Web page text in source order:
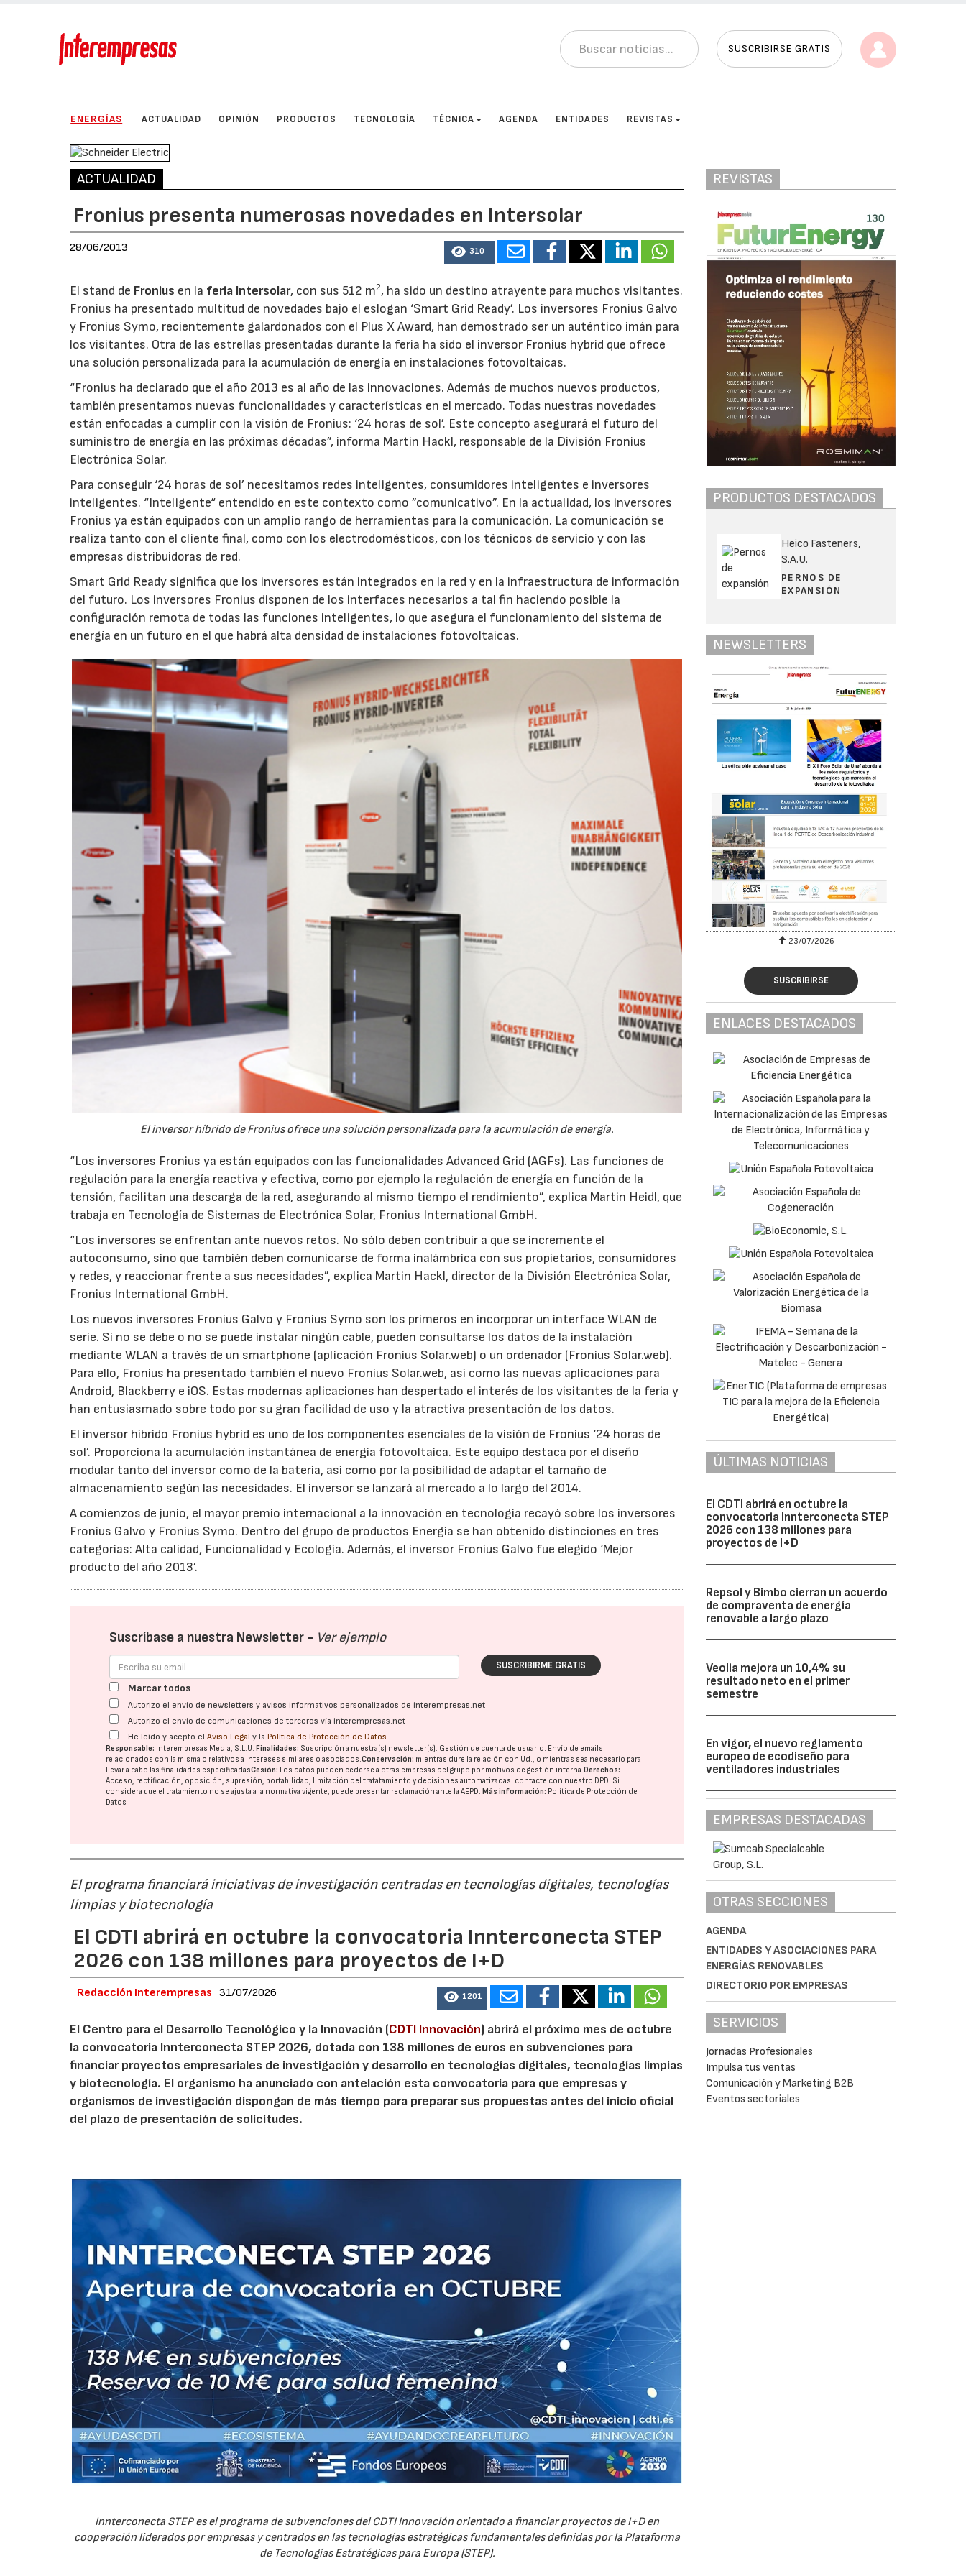
SUSCRIBIRSE GRATIS
ENERGÍAS ACTUALIDAD OPINIÓN PRODUCTOS TECNOLOGÍA TÉCNICA AGENDA ENTIDADES REVISTAS
ACTUALIDAD
Fronius presenta numerosas novedades en Intersolar
28/06/2013 310
El stand de Fronius en la feria Intersolar, con sus 512 m2, ha sido un destino atrayente para muchos visitantes.
Fronius ha presentado multitud de novedades bajo el eslogan ‘Smart Grid Ready’. Los inversores Fronius Galvo
y Fronius Symo, recientemente galardonados con el Plus X Award, han demostrado ser un auténtico imán para
los visitantes. Otra de las estrellas presentadas durante la feria ha sido el inversor Fronius hybrid que ofrece
una solución personalizada para la acumulación de energía en instalaciones fotovoltaicas.
“Fronius ha declarado que el año 2013 es al año de las innovaciones. Además de muchos nuevos productos,
también presentamos nuevas funcionalidades y características en el mercado. Todas nuestras novedades
están enfocadas a cumplir con la visión de Fronius: ‘24 horas de sol’. Este concepto asegurará el futuro del
suministro de energía en las próximas décadas”, informa Martin Hackl, responsable de la División Fronius
Electrónica Solar.
Para conseguir ‘24 horas de sol’ necesitamos redes inteligentes, consumidores inteligentes e inversores
inteligentes. “Inteligente“ entendido en este contexto como ”comunicativo”. En la actualidad, los inversores
Fronius ya están equipados con un amplio rango de herramientas para la comunicación. La comunicación se
realiza tanto con el cliente final, como con los electrodomésticos, con los técnicos de servicio y con las
empresas distribuidoras de red.
Smart Grid Ready significa que los inversores están integrados en la red y en la infraestructura de información
del futuro. Los inversores Fronius disponen de los interfaces necesarios a tal fin haciendo posible la
configuración remota de todas las funciones inteligentes, lo que asegura el funcionamiento del sistema de
energía en un futuro en el que habrá alta densidad de instalaciones fotovoltaicas.
El inversor híbrido de Fronius ofrece una solución personalizada para la acumulación de energía.
“Los inversores Fronius ya están equipados con las funcionalidades Advanced Grid (AGFs). Las funciones de
regulación para la energía reactiva y efectiva, como por ejemplo la regulación de energía en función de la
tensión, facilitan una descarga de la red, asegurando al mismo tiempo el rendimiento”, explica Martin Heidl, que
trabaja en Tecnología de Sistemas de Electrónica Solar, Fronius International GmbH.
“Los inversores se enfrentan ante nuevos retos. No sólo deben contribuir a que se incremente el
autoconsumo, sino que también deben comunicarse de forma inalámbrica con sus propietarios, consumidores
y redes, y reaccionar frente a sus necesidades”, explica Martin Hackl, director de la División Electrónica Solar,
Fronius International GmbH.
Los nuevos inversores Fronius Galvo y Fronius Symo son los primeros en incorporar un interface WLAN de
serie. Si no se debe o no se puede instalar ningún cable, pueden consultarse los datos de la instalación
mediante WLAN a través de un smartphone (aplicación Fronius Solar.web) o un ordenador (Fronius Solar.web).
Para ello, Fronius ha presentado también el nuevo Fronius Solar.web, así como las nuevas aplicaciones para
Android, Blackberry e iOS. Estas modernas aplicaciones han despertado el interés de los visitantes de la feria y
han entusiasmado sobre todo por su gran facilidad de uso y la atractiva presentación de los datos.
El inversor híbrido Fronius hybrid es uno de los componentes esenciales de la visión de Fronius ‘24 horas de
sol’. Proporciona la acumulación instantánea de energía fotovoltaica. Este equipo destaca por el diseño
modular tanto del inversor como de la batería, así como por la posibilidad de adaptar el tamaño de
almacenamiento según las necesidades. El inversor se lanzará al mercado a lo largo del 2014.
A comienzos de junio, el mayor premio internacional a la innovación en tecnología recayó sobre los inversores
Fronius Galvo y Fronius Symo. Dentro del grupo de productos Energía se han obtenido distinciones en tres
categorías: Alta calidad, Funcionalidad y Ecología. Además, el inversor Fronius Galvo fue elegido ‘Mejor
producto del año 2013’.
Suscríbase a nuestra Newsletter - Ver ejemplo
SUSCRIBIRME GRATIS
Marcar todos
Autorizo el envío de newsletters y avisos informativos personalizados de interempresas.net
Autorizo el envío de comunicaciones de terceros vía interempresas.net
He leído y acepto elAviso Legal y la Política de Protección de Datos
Responsable: Interempresas Media, S.L.U. Finalidades: Suscripción a nuestra(s) newsletter(s). Gestión de cuenta de usuario. Envío de emails
relacionados con la misma o relativos a intereses similares o asociados.Conservación: mientras dure la relación con Ud., o mientras sea necesario para
llevar a cabo las finalidades especificadasCesión: Los datos pueden cederse a otras empresas del grupo por motivos de gestión interna. Derechos:
Acceso, rectificación, oposición, supresión, portabilidad, limitación del tratatamiento y decisiones automatizadas: contacte con nuestro DPD. Si
considera que el tratamiento no se ajusta a la normativa vigente, puede presentar reclamación ante laAEPD. Más información: Política de Protección de
Datos
El programa financiará iniciativas de investigación centradas en tecnologías digitales, tecnologías
limpias y biotecnología
El CDTI abrirá en octubre la convocatoria Innterconecta STEP
2026 con 138 millones para proyectos de I+D
Redacción Interempresas 31/07/2026 1201
El Centro para el Desarrollo Tecnológico y la Innovación (CDTI Innovación) abrirá el próximo mes de octubre
la convocatoria Innterconecta STEP 2026, dotada con 138 millones de euros en subvenciones para
financiar proyectos empresariales de investigación y desarrollo en tecnologías digitales, tecnologías limpias
y biotecnología. El organismo ha anunciado con antelación esta convocatoria para que empresas y
organismos de investigación dispongan de más tiempo para preparar sus propuestas antes del inicio oficial
del plazo de presentación de solicitudes.
Innterconecta STEP es el programa de subvenciones del CDTI Innovación orientado a financiar proyectos de I+D en
cooperación liderados por empresas y centrados en las tecnologías estratégicas fundamentales definidas por la Plataforma
de Tecnologías Estratégicas para Europa (STEP).
REVISTAS
PRODUCTOS DESTACADOS
Heico Fasteners,
S.A.U.
PERNOS DE
EXPANSIÓN
NEWSLETTERS
23/07/2026 23/07/2026
SUSCRIBIRSE
ENLACES DESTACADOS
ÚLTIMAS NOTICIAS
El CDTI abrirá en octubre la
convocatoria Innterconecta STEP
2026 con 138 millones para
proyectos de I+D
Repsol y Bimbo cierran un acuerdo
de compraventa de energía
renovable a largo plazo
Veolia mejora un 10,4% su
resultado neto en el primer
semestre
En vigor, el nuevo reglamento
europeo de ecodiseño para
ventiladores industriales
EMPRESAS DESTACADAS
OTRAS SECCIONES
AGENDA
ENTIDADES Y ASOCIACIONES PARA
ENERGÍAS RENOVABLES
DIRECTORIO POR EMPRESAS
SERVICIOS
Jornadas Profesionales
Impulsa tus ventas
Comunicación y Marketing B2B
Eventos sectoriales